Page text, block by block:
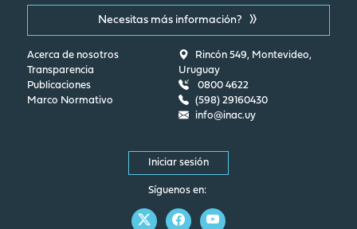
Necesitas más información?
Acerca de nosotros
Transparencia
Publicaciones
Marco Normativo
Rincón 549, Montevideo,
Uruguay
0800 4622
(598) 29160430
info@inac.uy
Iniciar sesión
Síguenos en: